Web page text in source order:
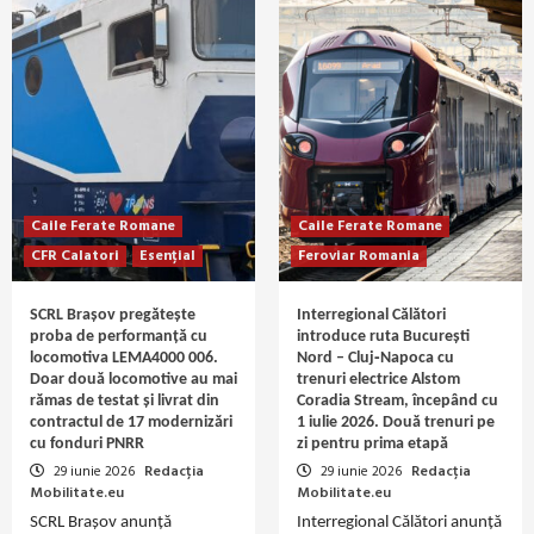
Caile Ferate Romane
CFR Calatori
Esențial
SCRL Brașov pregătește
proba de performanță cu
locomotiva LEMA4000 006.
Doar două locomotive au mai
rămas de testat și livrat din
contractul de 17 modernizări
cu fonduri PNRR
29 iunie 2026 Redacția
Mobilitate.eu
SCRL Brașov anunță
Caile Ferate Romane
Feroviar Romania
Interregional Călători
introduce ruta București
Nord – Cluj‑Napoca cu
trenuri electrice Alstom
Coradia Stream, începând cu
1 iulie 2026. Două trenuri pe
zi pentru prima etapă
29 iunie 2026 Redacția
Mobilitate.eu
Interregional Călători anunță